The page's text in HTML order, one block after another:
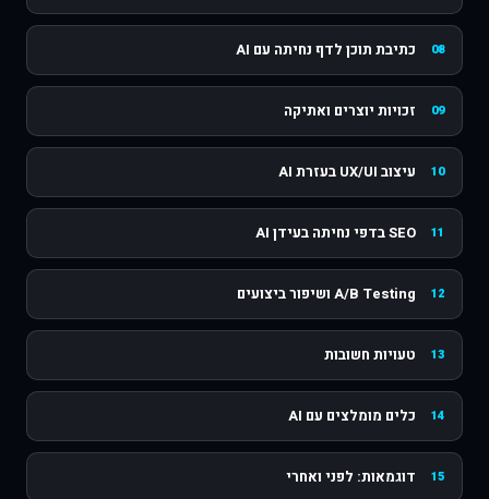
08 כתיבת תוכן לדף נחיתה עם AI
09 זכויות יוצרים ואתיקה
10 עיצוב UX/UI בעזרת AI
11 SEO בדפי נחיתה בעידן AI
12 A/B Testing ושיפור ביצועים
13 טעויות חשובות
14 כלים מומלצים עם AI
15 דוגמאות: לפני ואחרי